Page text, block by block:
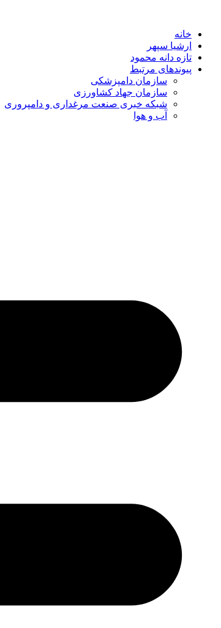
خانه
ارشیا سپهر
تازه دانه محمود
پیوندهای مرتبط
سازمان دامپزشکی
سازمان جهاد کشاورزی
شبکه خبری صنعت مرغداری و دامپروری
آب و هوا